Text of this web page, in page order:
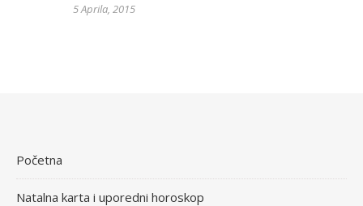
5 Aprila, 2015
Početna
Natalna karta i uporedni horoskop